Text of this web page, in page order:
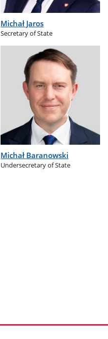
Michał Jaros
Secretary of State
Michał Baranowski
Undersecretary of State